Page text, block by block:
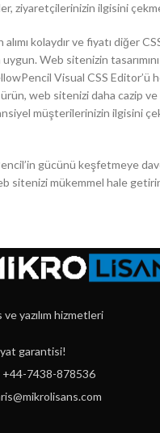
ziyaretçilerinizin ilgisini
kolaydır ve fiyatı diğer
uygun. Web sitenizin
Visual CSS Editor’ü
web sitenizi daha cazip ve
müşterilerinizin ilgisini
gücünü keşfetmeye
sitenizi mükemmel hale
yazılım hizmetleri
garantisi!
7438-878536